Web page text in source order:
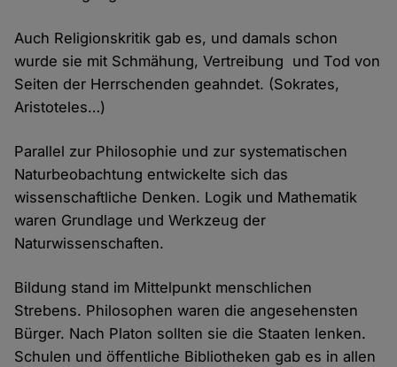
Auch Religionskritik gab es, und damals schon
wurde sie mit Schmähung, Vertreibung und Tod von
Seiten der Herrschenden geahndet. (Sokrates,
Aristoteles…)
Parallel zur Philosophie und zur systematischen
Naturbeobachtung entwickelte sich das
wissenschaftliche Denken. Logik und Mathematik
waren Grundlage und Werkzeug der
Naturwissenschaften.
Bildung stand im Mittelpunkt menschlichen
Strebens. Philosophen waren die angesehensten
Bürger. Nach Platon sollten sie die Staaten lenken.
Schulen und öffentliche Bibliotheken gab es in allen